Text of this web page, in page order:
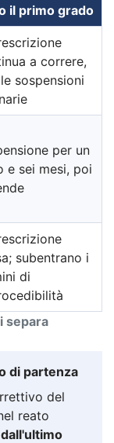
separa
il primo grado
a correre,
sospensioni
per un
e sei mesi, poi
subentrano i
di
di partenza
del
reato
dall'ultimo